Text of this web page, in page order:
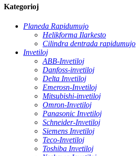
Kategorioj
Planeda Rapidumujo
Helikforma Ilarkesto
Cilindra dentrada rapidumujo
Invetiloj
ABB-Invetiloj
Danfoss-invetiloj
Delta Invetiloj
Emerosn-Invetiloj
Mitsubishi-invetiloj
Omron-Invetiloj
Panasonic Invetiloj
Schneider-Invetiloj
Siemens Invetiloj
Teco-Invetiloj
Toshiba Invetiloj